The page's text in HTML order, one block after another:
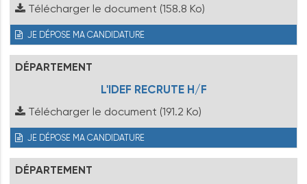
Télécharger le document (158.8 Ko)
JE DÉPOSE MA CANDIDATURE
DÉPARTEMENT
L'IDEF RECRUTE H/F
Télécharger le document (191.2 Ko)
JE DÉPOSE MA CANDIDATURE
DÉPARTEMENT